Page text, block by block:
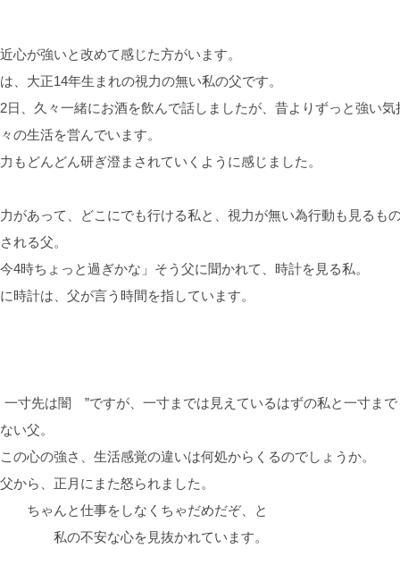
が強いと改めて感じた方がいます。
、大正14年生まれの視力の無い私の父です。
日、久々一緒にお酒を飲んで話しましたが、昔よりずっと強い気
の生活を営んでいます。
もどんどん研ぎ澄まされていくように感じました。
あって、どこにでも行ける私と、視力が無い為行動も見るも
れる父。
時ちょっと過ぎかな」そう父に聞かれて、時計を見る私。
時計は、父が言う時間を指しています。
先は闇 ”ですが、一寸までは見えているはずの私と一寸まで
い父。
の心の強さ、生活感覚の違いは何処からくるのでしょうか。
、正月にまた怒られました。
んと仕事をしなくちゃだめだぞ、と
不安な心を見抜かれています。